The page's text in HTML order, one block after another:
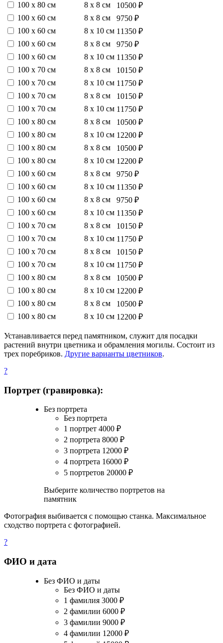
100 х 80 см
8 х 8 см
10500 ₽
100 х 60 см
8 х 8 см
9750 ₽
100 х 60 см
8 х 10 см 11350 ₽
100 х 60 см
8 х 8 см
9750 ₽
100 х 60 см
8 х 10 см 11350 ₽
100 х 70 см
8 х 8 см
10150 ₽
100 х 70 см
8 х 10 см 11750 ₽
100 х 70 см
8 х 8 см
10150 ₽
100 х 70 см
8 х 10 см 11750 ₽
100 х 80 см
8 х 8 см
10500 ₽
100 х 80 см
8 х 10 см 12200 ₽
100 х 80 см
8 х 8 см
10500 ₽
100 х 80 см
8 х 10 см 12200 ₽
100 х 60 см
8 х 8 см
9750 ₽
100 х 60 см
8 х 10 см 11350 ₽
100 х 60 см
8 х 8 см
9750 ₽
100 х 60 см
8 х 10 см 11350 ₽
100 х 70 см
8 х 8 см
10150 ₽
100 х 70 см
8 х 10 см 11750 ₽
100 х 70 см
8 х 8 см
10150 ₽
100 х 70 см
8 х 10 см 11750 ₽
100 х 80 см
8 х 8 см
10500 ₽
100 х 80 см
8 х 10 см 12200 ₽
100 х 80 см
8 х 8 см
10500 ₽
100 х 80 см
8 х 10 см 12200 ₽
Устанавливается перед памятником, служит для посадки
растений внутри цветника и обрамления могилы. Состоит из
трех поребриков. Другие варианты цветников.
?
Портрет (гравировка):
Без портрета
Без портрета
1 портрет 4000 ₽
2 портрета 8000 ₽
3 портрета 12000 ₽
4 портрета 16000 ₽
5 портретов 20000 ₽
Выберите количество портретов на
памятник
Фотография выбивается с помощью станка. Максимальное
сходство портрета с фотографией.
?
ФИО и дата
Без ФИО и даты
Без ФИО и даты
1 фамилия 3000 ₽
2 фамилии 6000 ₽
3 фамилии 9000 ₽
4 фамилии 12000 ₽